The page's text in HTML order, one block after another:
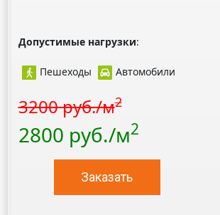
Допустимые нагрузки:
Пешеходы Автомобили
3200 руб./м2
2800 руб./м2
Заказать